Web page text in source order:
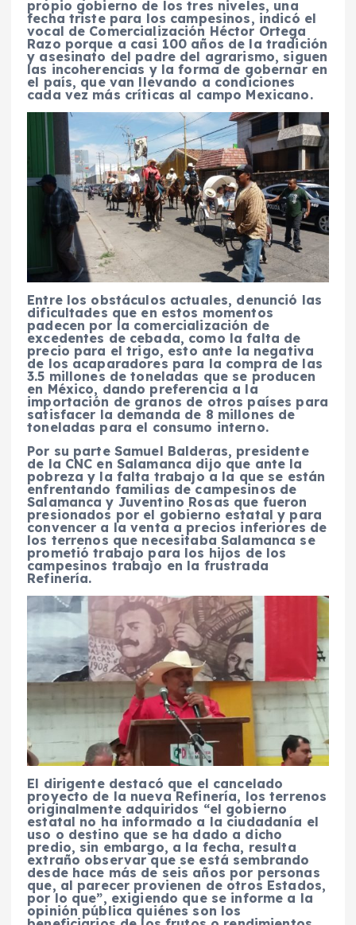
propio gobierno de los tres niveles, una
fecha triste para los campesinos, indicó el
vocal de Comercialización Héctor Ortega
Razo porque a casi 100 años de la tradición
y asesinato del padre del agrarismo, siguen
las incoherencias y la forma de gobernar en
el país, que van llevando a condiciones
cada vez más críticas al campo Mexicano.
Entre los obstáculos actuales, denunció las
dificultades que en estos momentos
padecen por la comercialización de
excedentes de cebada, como la falta de
precio para el trigo, esto ante la negativa
de los acaparadores para la compra de las
3.5 millones de toneladas que se producen
en México, dando preferencia a la
importación de granos de otros países para
satisfacer la demanda de 8 millones de
toneladas para el consumo interno.
Por su parte Samuel Balderas, presidente
de la CNC en Salamanca dijo que ante la
pobreza y la falta trabajo a la que se están
enfrentando familias de campesinos de
Salamanca y Juventino Rosas que fueron
presionados por el gobierno estatal y para
convencer a la venta a precios inferiores de
los terrenos que necesitaba Salamanca se
prometió trabajo para los hijos de los
campesinos trabajo en la frustrada
Refinería.
El dirigente destacó que el cancelado
proyecto de la nueva Refinería, los terrenos
originalmente adquiridos “el gobierno
estatal no ha informado a la ciudadanía el
uso o destino que se ha dado a dicho
predio, sin embargo, a la fecha, resulta
extraño observar que se está sembrando
desde hace más de seis años por personas
que, al parecer provienen de otros Estados,
por lo que”, exigiendo que se informe a la
opinión pública quiénes son los